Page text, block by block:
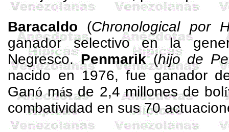
Baracaldo (Chronologicalpor
ganador selectivo en la
Negresco.Penmarik(hijo de
nacido en 1976, fue ganador
Ganómás de 2,4 millones de bolí
combatividad en sus 70